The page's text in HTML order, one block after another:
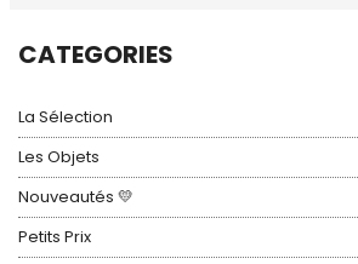
CATEGORIES
La Sélection
Les Objets
Nouveautés 💛
Petits Prix